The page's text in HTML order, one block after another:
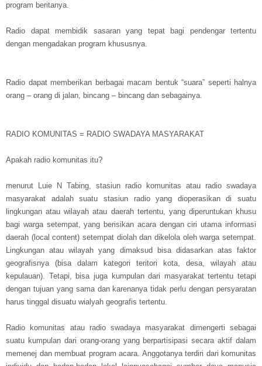
program beritanya.
Radio dapat membidik sasaran yang tepat bagi pendengar tertentu
dengan mengadakan program khususnya.
Radio dapat memberikan berbagai macam bentuk “suara” seperti halnya
orang – orang di jalan, bincang – bincang dan sebagainya.
RADIO KOMUNITAS = RADIO SWADAYA MASYARAKAT
Apakah radio komunitas itu?
menurut Luie N Tabing, stasiun radio komunitas atau radio swadaya
masyarakat adalah suatu stasiun radio yang dioperasikan di suatu
lingkungan atau wilayah atau daerah tertentu, yang diperuntukan khusu
bagi warga setempat, yang berisikan acara dengan ciri utama informasi
daerah (local content) setempat diolah dan dikelola oleh warga setempat.
Lingkungan atau wilayah yang dimaksud bisa didasarkan atas faktor
geografisnya (bisa dalam kategori teritori kota, desa, wilayah atau
kepulauan). Tetapi, bisa juga kumpulan dari masyarakat tertentu tetapi
dengan tujuan yang sama dan karenanya tidak perlu dengan persyaratan
harus tinggal disuatu wialyah geografis tertentu.
Radio komunitas atau radio swadaya masyarakat dimengerti sebagai
suatu kumpulan dari orang-orang yang berpartisipasi secara aktif dalam
memenej dan membuat program acara. Anggotanya terdiri dari komunitas